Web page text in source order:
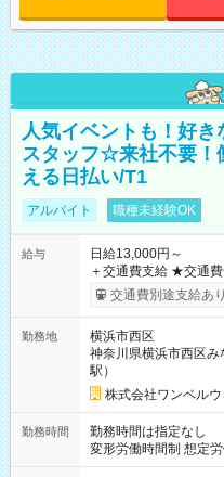
人気イベントも！好
スタッフ☆来社不要！
える日払い/T1
アルバイト 職種未経験OK
給与
日給13,000円～
＋交通費支給 ★交通費全額支給！ ┗案件により規定あり ★日払
いOK！（規定あり）
ンビニATMから 日払い分を
交通費別途支給あり
勤務地
横浜市西区
神奈川県横浜市西区
駅）
株式会社ワンベル
勤務時間
勤務時間は指定なし
変形労働時間制 想定労働時間160
～21：00